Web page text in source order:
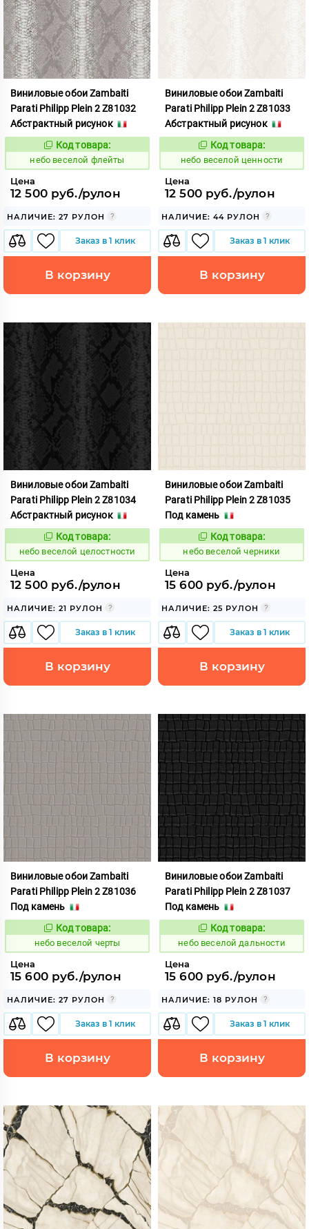
Виниловые обои Zambaiti
Parati Philipp Plein 2 Z81032
Абстрактный рисунок
1110616
Код товара:
небо веселой флейты
Цена
12 500 руб./рулон
НАЛИЧИЕ: 27 РУЛОН
Заказ в 1 клик
В корзину
Виниловые обои Zambaiti
Parati Philipp Plein 2 Z81033
Абстрактный рисунок
1110617
Код товара:
небо веселой ценности
Цена
12 500 руб./рулон
НАЛИЧИЕ: 44 РУЛОН
Заказ в 1 клик
В корзину
Виниловые обои Zambaiti
Parati Philipp Plein 2 Z81034
Абстрактный рисунок
1110618
Код товара:
небо веселой целостности
Цена
12 500 руб./рулон
НАЛИЧИЕ: 21 РУЛОН
Заказ в 1 клик
В корзину
Виниловые обои Zambaiti
Parati Philipp Plein 2 Z81035
Под камень
1110619
Код товара:
небо веселой черники
Цена
15 600 руб./рулон
НАЛИЧИЕ: 25 РУЛОН
Заказ в 1 клик
В корзину
Виниловые обои Zambaiti
Parati Philipp Plein 2 Z81036
Под камень
1110620
Код товара:
небо веселой черты
Цена
15 600 руб./рулон
НАЛИЧИЕ: 27 РУЛОН
Заказ в 1 клик
В корзину
Виниловые обои Zambaiti
Parati Philipp Plein 2 Z81037
Под камень
1110621
Код товара:
небо веселой дальности
Цена
15 600 руб./рулон
НАЛИЧИЕ: 18 РУЛОН
Заказ в 1 клик
В корзину